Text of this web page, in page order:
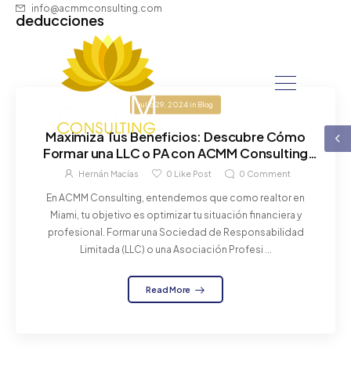
info@acmmconsulting.com
deducciones
julio 29, 2024in Blog
Maximiza Tus Beneficios: Descubre Cómo
Formar una LLC o PA con ACMM Consulting
para Realtors en Miami
Hernán Macías 0 Like Post 0 Comment
En ACMM Consulting, entendemos que como realtor en
Miami, tu objetivo es optimizar tu situación financiera y
profesional. Formar una Sociedad de Responsabilidad
Limitada (LLC) o una Asociación Profesi ...
Read More